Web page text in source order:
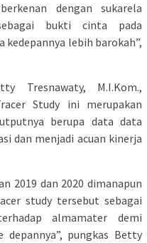
dengan sukarela
bukti cinta pada
lebih barokah”,
Tresnawaty, M.I.Kom.,
Study ini merupakan
berupa data data
dan menjadi acuan kinerja
2019 dan 2020 dimanapun
study tersebut sebagai
almamater demi
pungkas Betty